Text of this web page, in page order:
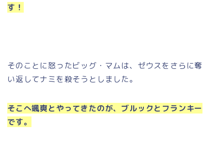
す！
そのことに怒ったビッグ・マムは、ゼウスをさらに奪
い返してナミを殺そうとしました。
そこへ颯爽とやってきたのが、ブルックとフランキー
です。